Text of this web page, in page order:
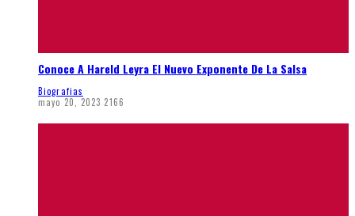
Conoce A Hareld Leyra El Nuevo Exponente De La Salsa
Biografias
mayo 20, 2023 2166